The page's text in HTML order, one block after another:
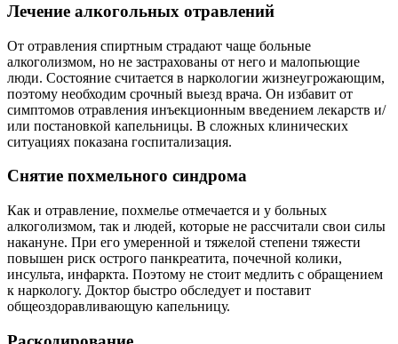
Лечение алкогольных отравлений
От отравления спиртным страдают чаще больные
алкоголизмом, но не застрахованы от него и малопьющие
люди. Состояние считается в наркологии жизнеугрожающим,
поэтому необходим срочный выезд врача. Он избавит от
симптомов отравления инъекционным введением лекарств и/
или постановкой капельницы. В сложных клинических
ситуациях показана госпитализация.
Снятие похмельного синдрома
Как и отравление, похмелье отмечается и у больных
алкоголизмом, так и людей, которые не рассчитали свои силы
накануне. При его умеренной и тяжелой степени тяжести
повышен риск острого панкреатита, почечной колики,
инсульта, инфаркта. Поэтому не стоит медлить с обращением
к наркологу. Доктор быстро обследует и поставит
общеоздоравливающую капельницу.